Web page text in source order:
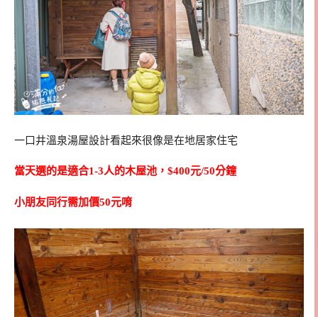
一口井溫泉湯屋設計看起來很像是在地居家住宅
當天選的是適合1-3人的木屋池，$400元/50分鐘
小朋友同行需加價50元唷